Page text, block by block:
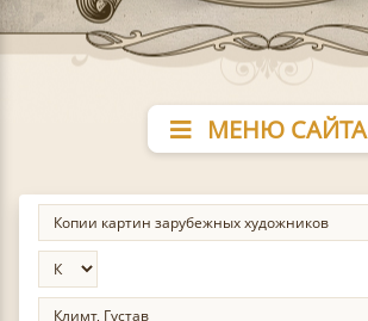
МЕНЮ САЙТА